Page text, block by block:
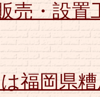
売・設置
福岡県